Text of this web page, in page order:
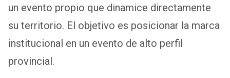
un evento propio que dinamice directamente
su territorio. El objetivo es posicionar la marca
institucional en un evento de alto perfil
provincial.